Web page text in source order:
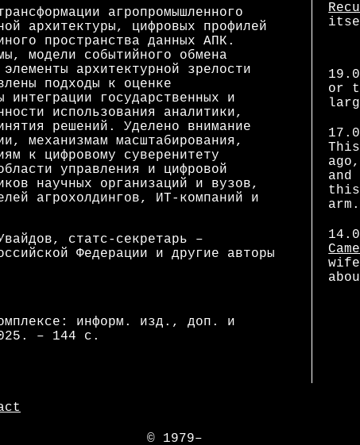
агропромышленного
архитектуры, цифровых профилей
пространства данных АПК.
модели событийного обмена
архитектурной зрелости
подходы к оценке
интеграции государственных и
использования аналитики,
решений. Уделено внимание
механизмам масштабирования,
к цифровому суверенитету
управления и цифровой
научных организаций и вузов,
агрохолдингов, ИТ-компаний и
статс-секретарь –
Федерации и другие авторы
информ. изд., доп. и
– 144 с.
or
arm.
© 1979–